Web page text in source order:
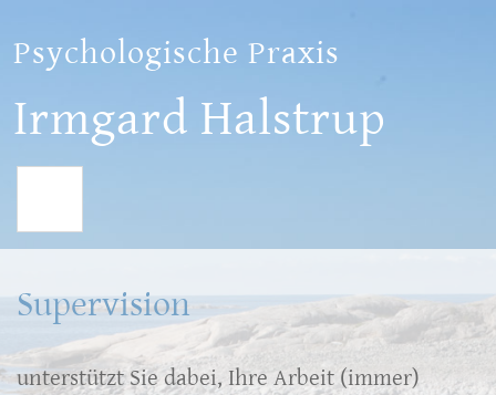
Psychologische Praxis
Irmgard Halstrup
Supervision
unterstützt Sie dabei, Ihre Arbeit (immer)